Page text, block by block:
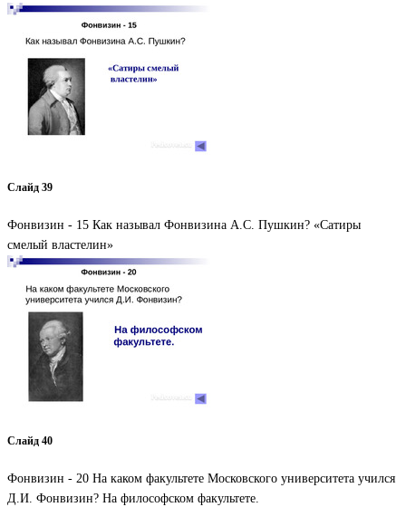
Слайд 39
Фонвизин - 15 Как называл Фонвизина А.С. Пушкин? «Сатиры
смелый властелин»
Слайд 40
Фонвизин - 20 На каком факультете Московского университета учился
Д.И. Фонвизин? На философском факультете.